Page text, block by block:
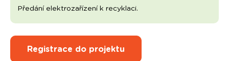
Předání elektrozařízení k recyklaci.
Registrace do projektu